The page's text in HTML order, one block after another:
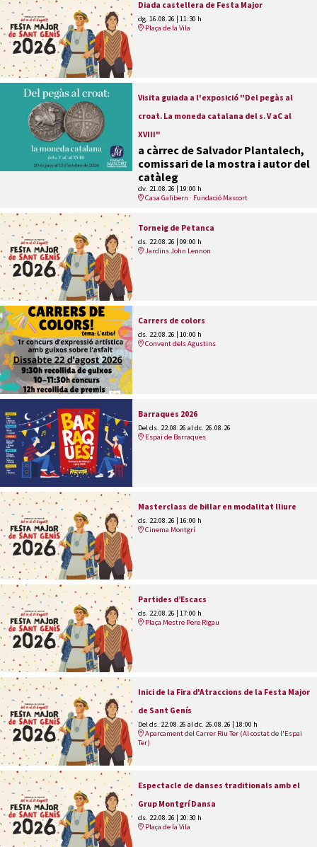
Diada castellera de Festa Major
dg. 16.08.26 | 11:30 h
Plaça de la Vila
Visita guiada a l'exposició "Del pegàs al
croat. La moneda catalana del s. V aC al
XVIII"
a càrrec de Salvador Plantalech,
comissari de la mostra i autor del
catàleg
dv. 21.08.26 | 19:00 h
Casa Galibern · Fundació Mascort
Torneig de Petanca
ds. 22.08.26 | 09:00 h
Jardins John Lennon
Carrers de colors
ds. 22.08.26
10:00 h
Convent dels Agustins
Barraques 2026
Del ds. 22.08.26 al dc. 26.08.26
Espai de Barraques
Masterclass de billar en modalitat lliure
ds. 22.08.26 | 16:00 h
Cinema Montgrí
Partides d’Escacs
ds. 22.08.26
17:00 h
Plaça Mestre Pere Rigau
Inici de la Fira d'Atraccions de la Festa Major
de Sant Genís
Del ds. 22.08.26 al dc. 26.08.26
18:00 h
Aparcament del Carrer Riu Ter (Al costat de l'Espai
Ter)
Espectacle de danses traditionals amb el
Grup Montgrí Dansa
ds. 22.08.26 | 20:30 h
Plaça de la Vila